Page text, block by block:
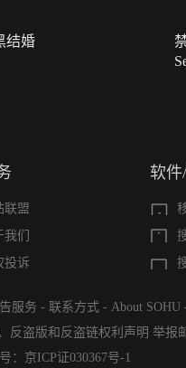
结婚
联盟
们
投诉
软件
服务 - 联系方式 - About SOHU
反盗版和反盗链权利声明 举报
： 京ICP证030367号-1